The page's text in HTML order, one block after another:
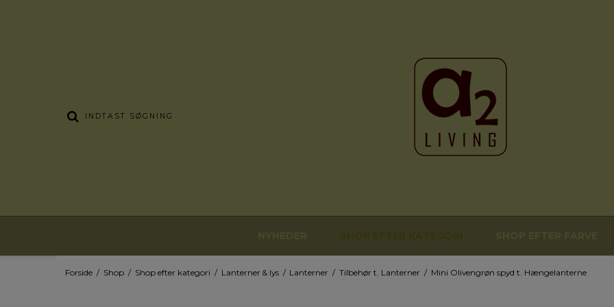
SHOP EFTER KATEGORI
Forside / Shop / Shop efter kategori / Lanterner & lys / Lanterner / Tilbehør t. Lanterner / Mini Olivengrøn spyd t. Hængelanterne